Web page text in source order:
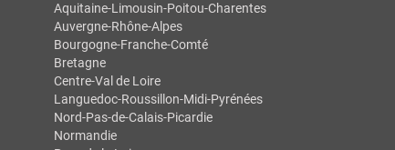
Aquitaine-Limousin-Poitou-Charentes
Auvergne-Rhône-Alpes
Bourgogne-Franche-Comté
Bretagne
Centre-Val de Loire
Languedoc-Roussillon-Midi-Pyrénées
Nord-Pas-de-Calais-Picardie
Normandie